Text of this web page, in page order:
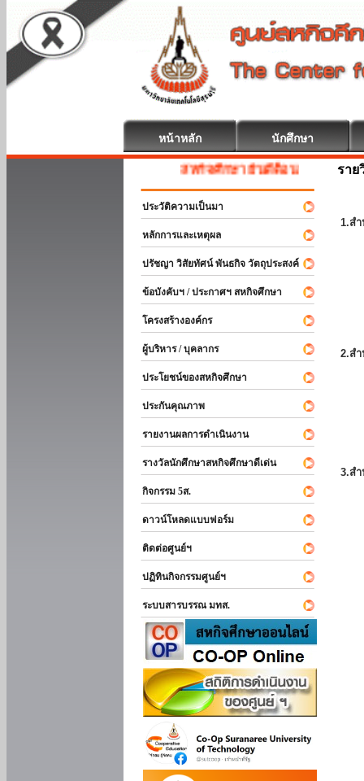
หน้าหลัก นักศึกษา
สหกิจศึกษา ยินดีต้อนรับ
ประวัติความเป็นมา
หลักการและเหตุผล
ปรัชญา วิสัยทัศน์ พันธกิจ วัตถุประสงค์
ข้อบังคับฯ / ประกาศฯ สหกิจศึกษา
โครงสร้างองค์กร
ผู้บริหาร / บุคลากร
ประโยชน์ของสหกิจศึกษา
ประกันคุณภาพ
รายงานผลการดำเนินงาน
รางวัลนักศึกษาสหกิจศึกษาดีเด่น
กิจกรรม 5ส.
ดาวน์โหลดแบบฟอร์ม
ติดต่อศูนย์ฯ
ปฏิทินกิจกรรมศูนย์ฯ
ระบบสารบรรณ มทส.
ราย
1.ส
2.ส
3.ส